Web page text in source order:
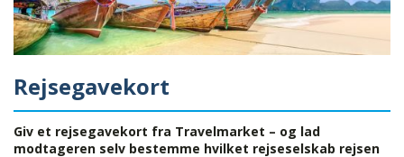
Rejsegavekort
Giv et rejsegavekort fra Travelmarket – og lad
modtageren selv bestemme hvilket rejseselskab rejsen